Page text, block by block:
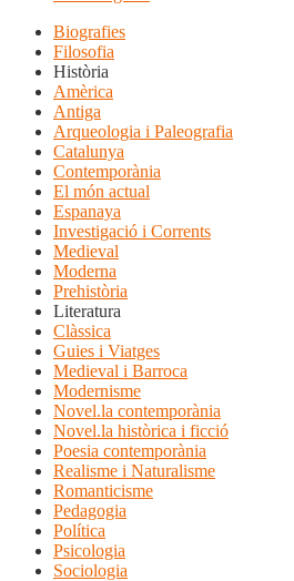
Biografies
Filosofia
Història
Amèrica
Antiga
Arqueologia i Paleografia
Catalunya
Contemporània
El món actual
Espanaya
Investigació i Corrents
Medieval
Moderna
Prehistòria
Literatura
Clàssica
Guies i Viatges
Medieval i Barroca
Modernisme
Novel.la contemporània
Novel.la històrica i ficció
Poesia contemporània
Realisme i Naturalisme
Romanticisme
Pedagogia
Política
Psicologia
Sociologia